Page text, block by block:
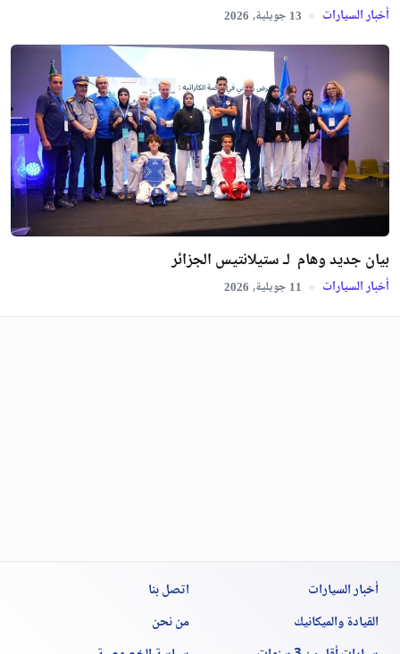
أخبار السيارات 13 جويلية, 2026
بيان جديد وهام لـ ستيلانتيس الجزائر
أخبار السيارات 11 جويلية, 2026
أخبار السيارات
القيادة والميكانيك
اتصل بنا
من نحن